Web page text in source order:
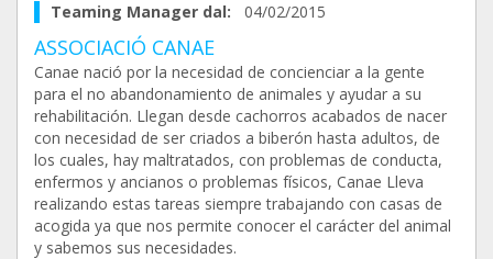
Teaming Manager dal: 04/02/2015
ASSOCIACIÓ CANAE
Canae nació por la necesidad de concienciar a la gente
para el no abandonamiento de animales y ayudar a su
rehabilitación. Llegan desde cachorros acabados de nacer
con necesidad de ser criados a biberón hasta adultos, de
los cuales, hay maltratados, con problemas de conducta,
enfermos y ancianos o problemas físicos, Canae Lleva
realizando estas tareas siempre trabajando con casas de
acogida ya que nos permite conocer el carácter del animal
y sabemos sus necesidades.